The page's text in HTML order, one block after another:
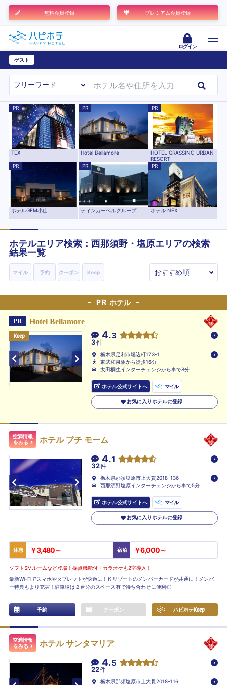
無料会員登録 プレミアム会員登録
ログイン
ゲスト
PR
TEX
PR
Hotel Bellamore
PR
HOTEL GRASSINO URBAN
RESORT
PR
ホテルGEM小山
PR
ティンカーベルグループ
PR
ホテル NEX
ホテルエリア検索：西那須野・塩原エリアの検索
結果一覧
マイル 予約 クーポン Keep
PR ホテル
PR Hotel Bellamore
Keep Keep 4.3
3件
栃木県足利市堀込町173-1
東武和泉駅から徒歩16分
太田桐生インターチェンジから車で8分
ホテル公式サイトへ マイル
お気に入りホテルに登録
空満情報
をみる
ホテル プチ モーム
4.1
32件
栃木県那須塩原市上大貫2018-136
西那須野塩原インターチェンジから車で5分
ホテル公式サイトへ マイル
お気に入りホテルに登録
休憩 ￥3,480～ 宿泊 ￥6,000～
ソフトSMルームなど登場！採点機能付・カラオケも2室導入！
最新Wi-Fiでスマホやタブレットが快適に！Ｋリゾートのメンバーカードが共通に！メンバ
ー特典もより充実！駐車場は２台分のスペース有で待ち合わせに便利◎
予約 クーポン ハピホテKeep
空満情報
をみる
ホテル サンタマリア
4.5
22件
栃木県那須塩原市上大貫2018-116